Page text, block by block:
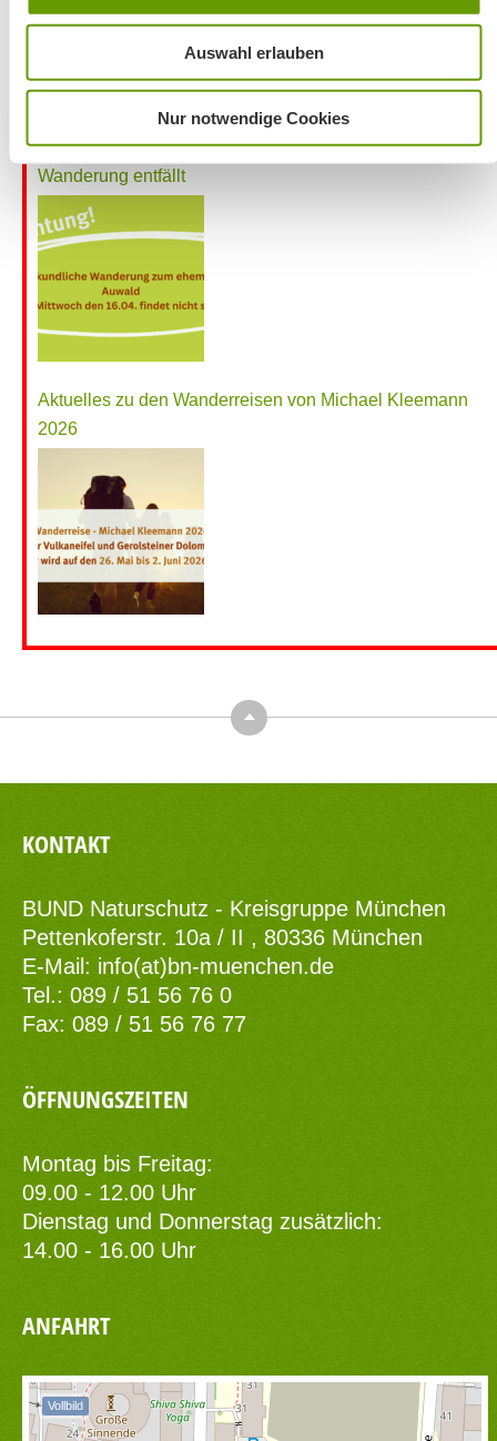
Auswahl erlauben
Nur notwendige Cookies
Wanderung entfällt
Aktuelles zu den Wanderreisen von Michael Kleemann
2026
Top
KONTAKT
BUND Naturschutz - Kreisgruppe München
Pettenkoferstr. 10a / II , 80336 München
E-Mail: info(at)bn-muenchen.de
Tel.: 089 / 51 56 76 0
Fax: 089 / 51 56 76 77
ÖFFNUNGSZEITEN
Montag bis Freitag:
09.00 - 12.00 Uhr
Dienstag und Donnerstag zusätzlich:
14.00 - 16.00 Uhr
ANFAHRT
Vollbild